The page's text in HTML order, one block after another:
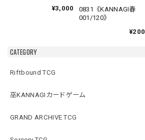
CATEGORY
Riftbound TCG
巫KANNAGIカードゲーム
GRAND ARCHIVE TCG
¥3,000
0831《KANNAGI春
001/120》
¥200